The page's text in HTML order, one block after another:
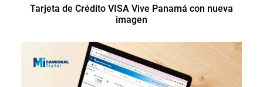
Tarjeta de Crédito VISA Vive Panamá con nueva
imagen